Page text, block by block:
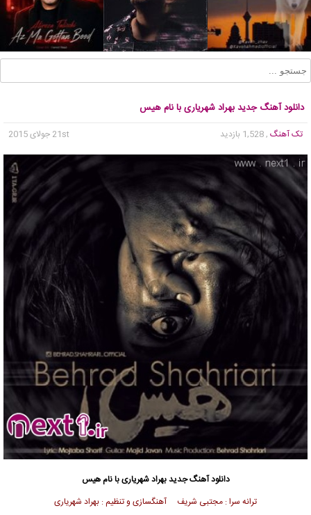
دانلود آهنگ جدید بهراد شهریاری با نام هیس
تک آهنگ , 1,528 بازدید 21st جولای 2015
دانلود آهنگ جدیدبهراد شهریاری با نام هیس
ترانه سرا : مجتبی شریف آهنگسازی و تنظیم : بهراد شهریاری